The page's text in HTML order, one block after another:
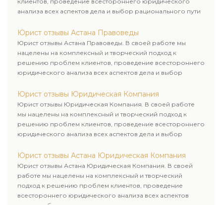
анализа всех аспектов дела и выбор рационального пути
Юрист отзывы Астана Правоведы
Юрист отзывы Астана Правоведы. В своей работе мы
нацелены на комплексный и творческий подход к
решению проблем клиентов, проведение всестороннего
юридического анализа всех аспектов дела и выбор
Юрист отзывы Юридическая Компания
Юрист отзывы Юридическая Компания. В своей работе
мы нацелены на комплексный и творческий подход к
решению проблем клиентов, проведение всестороннего
юридического анализа всех аспектов дела и выбор
Юрист отзывы Астана Юридическая Компания
Юрист отзывы Астана Юридическая Компания. В своей
работе мы нацелены на комплексный и творческий
подход к решению проблем клиентов, проведение
всестороннего юридического анализа всех аспектов